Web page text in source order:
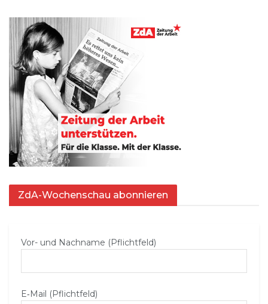
ZdA-Wochenschau abonnieren
Vor- und Nachname (Pflichtfeld)
E‑Mail (Pflichtfeld)